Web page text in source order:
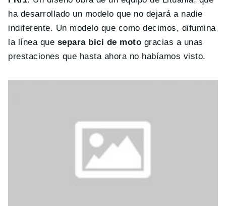
ha desarrollado un modelo que no dejará a nadie
indiferente. Un modelo que como decimos, difumina
la línea que separa bici de moto gracias a unas
prestaciones que hasta ahora no habíamos visto.